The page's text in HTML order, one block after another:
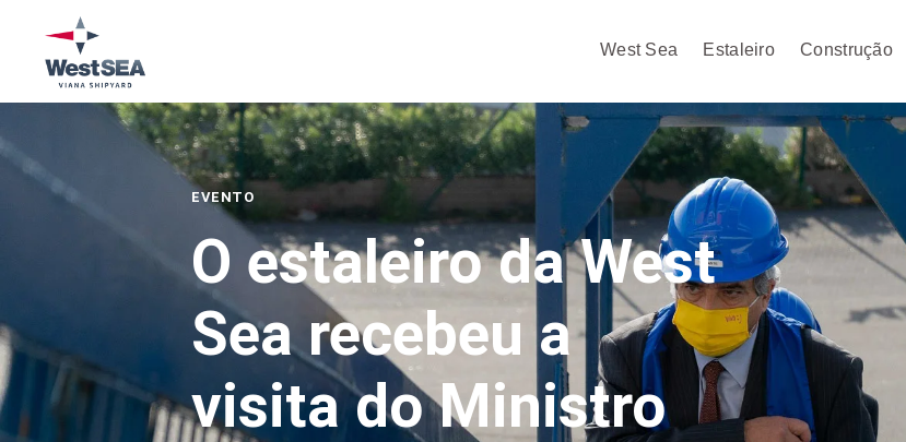
West Sea Estaleiro Construção
EVENTO
O estaleiro da West
Sea recebeu a
visita do Ministro